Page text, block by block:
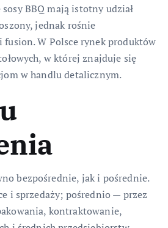
BBQ mają istotny udział
jednak rośnie
W Polsce rynek produktów
w której znajduje się
w handlu detalicznym.
bezpośrednie, jak i pośrednie.
i sprzedaży; pośrednio — przez
kontraktowanie,